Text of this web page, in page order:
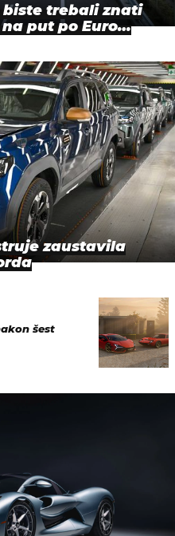
biste trebali znati
put po Euro…
zaustavila
šest